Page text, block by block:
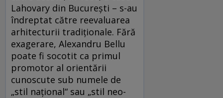
Lahovary din Bucureşti – s-au
îndreptat către reevaluarea
arhitecturii tradiţionale. Fără
exagerare, Alexandru Bellu
poate fi socotit ca primul
promotor al orientării
cunoscute sub numele de
„stil naţional“ sau „stil neo-